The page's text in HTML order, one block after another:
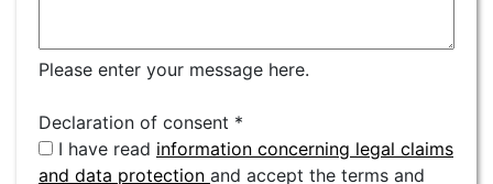
Please enter your message here.
Declaration of consent *
I have read information concerning legal claims
and data protection and accept the terms and